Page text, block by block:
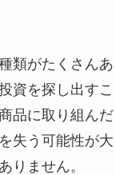
類がたくさんあ
資を探し出す
品に取り組ん
失う可能性が
りません。